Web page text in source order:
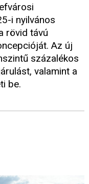
i nyilvános
rövid távú
Az új
százalékos
valamint a
be.